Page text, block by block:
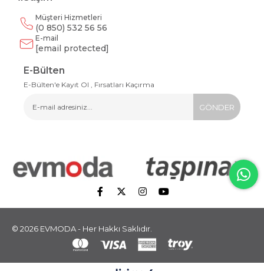
Müşteri Hizmetleri
(0 850) 532 56 56
E-mail
[email protected]
E-Bülten
E-Bülten'e Kayıt Ol , Fırsatları Kaçırma
GÖNDER
© 2026 EVMODA - Her Hakkı Saklıdır.